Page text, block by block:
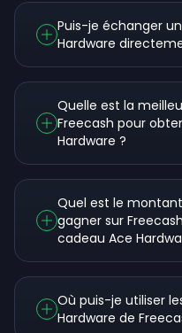
Puis-je échanger
Hardware
Quelle est la
Freecash pour
Hardware ?
Quel est le
gagner sur
cadeau Ace
Où puis-je utiliser
Hardware de